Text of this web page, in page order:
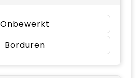
Onbewerkt
Borduren